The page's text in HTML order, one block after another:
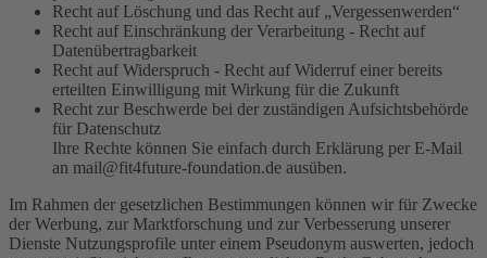
Recht auf Löschung und das Recht auf „Vergessenwerden“
Recht auf Einschränkung der Verarbeitung - Recht auf
Datenübertragbarkeit
Recht auf Widerspruch - Recht auf Widerruf einer bereits
erteilten Einwilligung mit Wirkung für die Zukunft
Recht zur Beschwerde bei der zuständigen Aufsichtsbehörde
für Datenschutz
Ihre Rechte können Sie einfach durch Erklärung per E-Mail
an mail@fit4future-foundation.de ausüben.
Im Rahmen der gesetzlichen Bestimmungen können wir für Zwecke
der Werbung, zur Marktforschung und zur Verbesserung unserer
Dienste Nutzungsprofile unter einem Pseudonym auswerten, jedoch